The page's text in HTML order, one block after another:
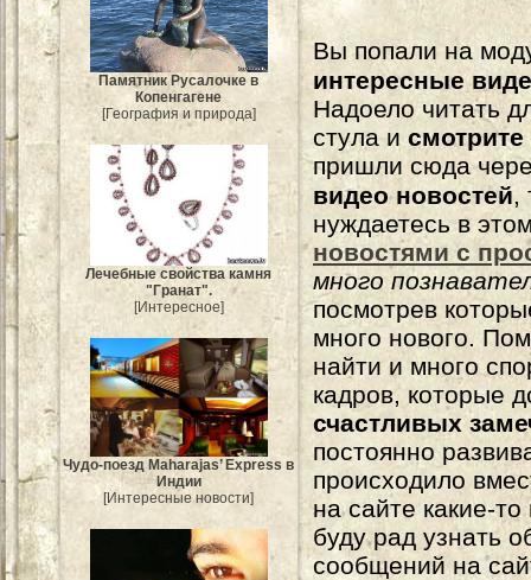
Памятник Русалочке в
Копенгагене
[География и природа]
Лечебные свойства камня
"Гранат".
[Интересное]
Чудо-поезд Maharajas’ Express в
Индии
[Интересные новости]
Вы попали на
интересные
Надоело читать
стула и
пришли сюда
видео новостей,
нуждаетесь в
новостями с
много
посмотрев
много нового.
найти и много
кадров, которые
счастливых
постоянно
происходило
на сайте какие-
буду рад узнать
сообщений на